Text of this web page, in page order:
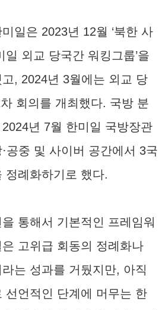
일은 2023년 12월 ‘북한 사
외교 당국간 워킹그룹’을
, 2024년 3월에는 외교 당
회의를 개최했다. 국방 분
년 7월 한미일 국방장관
공중 및 사이버 공간에서 3국
정례화하기로 했다.
통해서 기본적인 프레임워
고위급 회동의 정례화나
는 성과를 거뒀지만, 아직
선언적인 단계에 머무는 한